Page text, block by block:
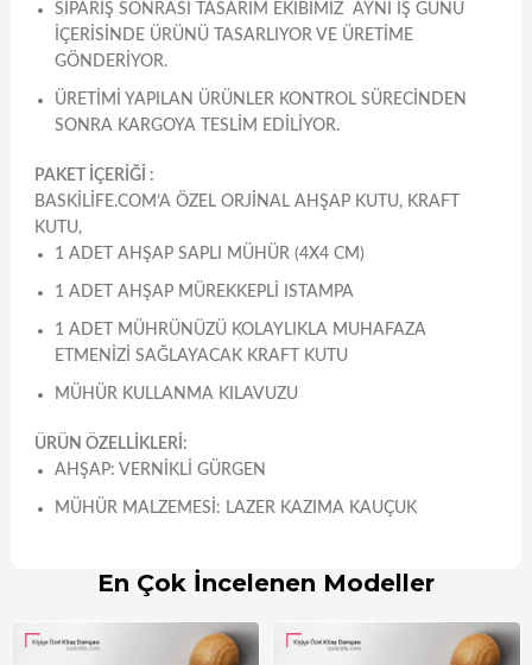
SIPARIŞ SONRASI TASARIM EKIBIMIZ AYNI IŞ GÜNÜ
IÇERISINDE ÜRÜNÜ TASARLIYOR VE ÜRETIME
GÖNDERIYOR.
ÜRETIMI YAPILAN ÜRÜNLER KONTROL SÜRECINDEN
SONRA KARGOYA TESLIM EDILIYOR.
PAKET İÇERİĞİ :
BASKILIFE.COM’A ÖZEL ORJINAL AHŞAP KUTU, KRAFT
KUTU,
1 ADET AHŞAP SAPLI MÜHÜR (4X4 CM)
1 ADET AHŞAP MÜREKKEPLI ISTAMPA
1 ADET MÜHRÜNÜZÜ KOLAYLIKLA MUHAFAZA
ETMENIZI SAĞLAYACAK KRAFT KUTU
MÜHÜR KULLANMA KILAVUZU
ÜRÜN ÖZELLİKLERİ:
AHŞAP: VERNIKLI GÜRGEN
MÜHÜR MALZEMESI: LAZER KAZIMA KAUÇUK
En Çok İncelenen Modeller